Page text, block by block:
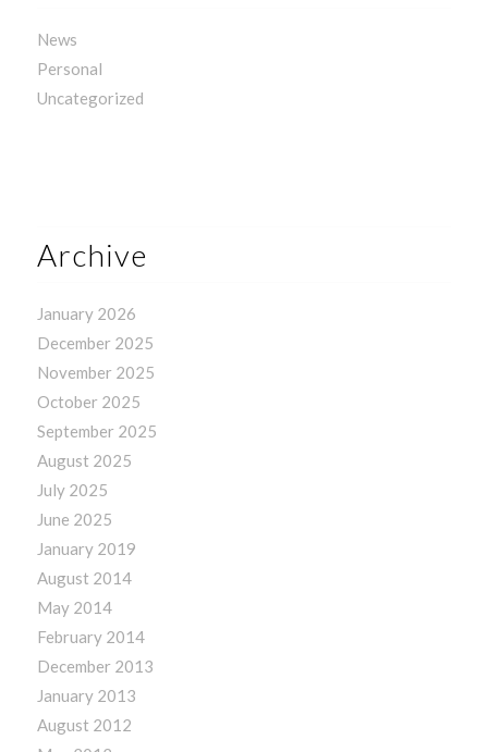
News
Personal
Uncategorized
Archive
January 2026
December 2025
November 2025
October 2025
September 2025
August 2025
July 2025
June 2025
January 2019
August 2014
May 2014
February 2014
December 2013
January 2013
August 2012